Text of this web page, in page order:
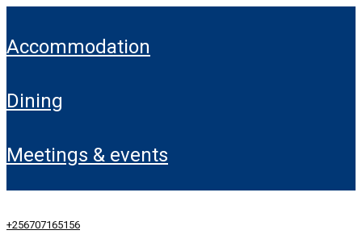
accommodation
dining
meetings & events
+256707165156